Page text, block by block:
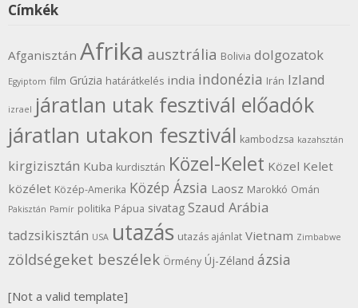
Címkék
Afganisztán Afrika ausztrália Bolivia dolgozatok
Egyiptom film Grúzia határátkelés india indonézia Irán Izland
izrael járatlan utak fesztivál előadók
járatlan utakon fesztivál kambodzsa kazahsztán
kirgizisztán Kuba kurdisztán Közel-Kelet Közel Kelet
közélet Közép-Amerika Közép Ázsia Laosz Marokkó Omán
Pakisztán Pamír politika Pápua sivatag Szaud Arábia
tadzsikisztán USA utazás utazás ajánlat Vietnam Zimbabwe
zöldségeket beszélek Örmény Új-Zéland ázsia
[Not a valid template]